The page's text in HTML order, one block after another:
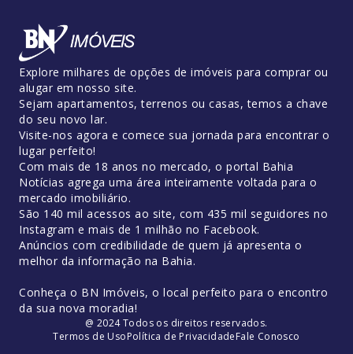
Explore milhares de opções de imóveis para comprar ou
alugar em nosso site.
Sejam apartamentos, terrenos ou casas, temos a chave
do seu novo lar.
Visite-nos agora e comece sua jornada para encontrar o
lugar perfeito!
Com mais de 18 anos no mercado, o portal Bahia
Notícias agrega uma área inteiramente voltada para o
mercado imobiliário.
São 140 mil acessos ao site, com 435 mil seguidores no
Instagram e mais de 1 milhão no Facebook.
Anúncios com credibilidade de quem já apresenta o
melhor da informação na Bahia.
Conheça o BN Imóveis, o local perfeito para o encontro
da sua nova moradia!
@ 2024 Todos os direitos reservados.
Termos de UsoPolítica de PrivacidadeFale Conosco